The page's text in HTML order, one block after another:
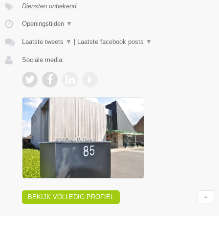
Diensten onbekend
Openingstijden ▼
Laatste tweets ▼ Laatste facebook posts ▼
Sociale media:
BEKIJK VOLLEDIG PROFIEL